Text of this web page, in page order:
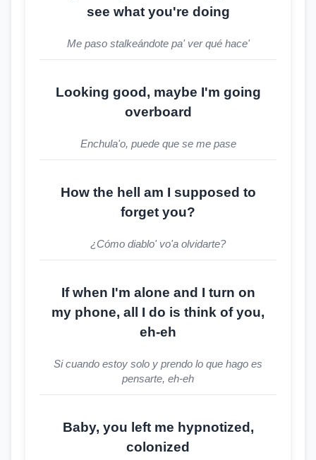
see what you're doing
Me paso stalkeándote pa' ver qué hace'
Looking good, maybe I'm going
overboard
Enchula'o, puede que se me pase
How the hell am I supposed to
forget you?
¿Cómo diablo' vo'a olvidarte?
If when I'm alone and I turn on
my phone, all I do is think of you,
eh-eh
Si cuando estoy solo y prendo lo que hago es
pensarte, eh-eh
Baby, you left me hypnotized,
colonized